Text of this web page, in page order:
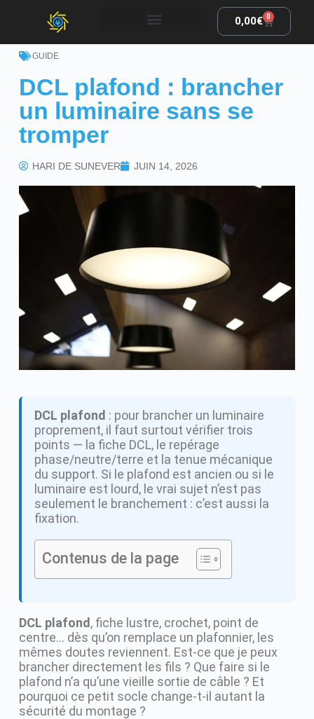
0,00€ 0
GUIDE
DCL plafond : brancher
un luminaire sans se
tromper
HARI DE SUNEVER JUIN 14, 2026
DCL plafond : pour brancher un luminaire
proprement, il faut surtout vérifier trois
points — la fiche DCL, le repérage
phase/neutre/terre et la tenue mécanique
du support. Si le plafond est ancien ou si le
luminaire est lourd, le vrai sujet n’est pas
seulement le branchement : c’est aussi la
fixation.
Contenus de la page
DCL plafond, fiche lustre, crochet, point de
centre… dès qu’on remplace un plafonnier, les
mêmes doutes reviennent. Est-ce que je peux
brancher directement les fils ? Que faire si le
plafond n’a qu’une vieille sortie de câble ? Et
pourquoi ce petit socle change-t-il autant la
sécurité du montage ?